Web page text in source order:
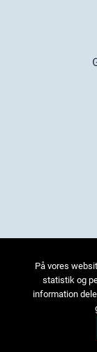
På vores
statistik og
information